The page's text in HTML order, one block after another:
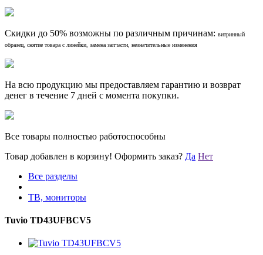
Скидки до 50% возможны по различным причинам: витринный
образец, снятие товара с линейки, замена запчасти, незначительные изменения
На всю продукцию мы предоставляем гарантию и возврат
денег в течение 7 дней с момента покупки.
Все товары полностью работоспособны
Товар добавлен в корзину! Оформить заказ? Да Нет
Все разделы
ТВ, мониторы
Tuvio TD43UFBCV5